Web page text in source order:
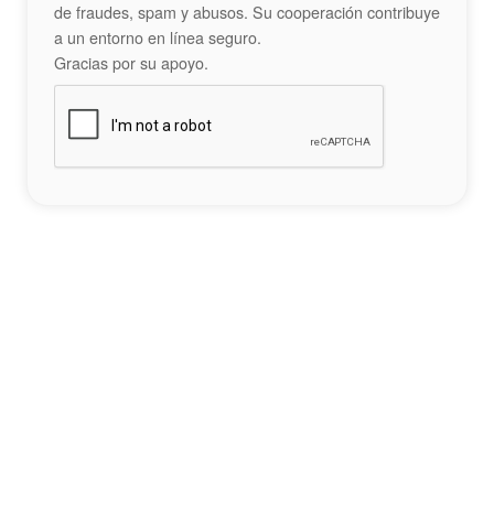
de fraudes, spam y abusos. Su cooperación contribuye
a un entorno en línea seguro.
Gracias por su apoyo.